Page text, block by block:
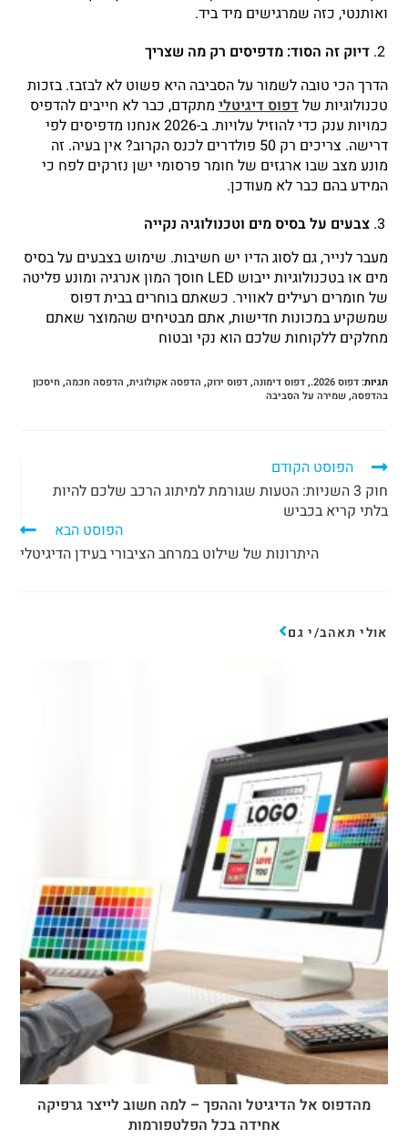
ואותנטי, כזה שמרגישים מיד ביד.
דיוק זה הסוד: מדפיסים רק מה שצריך
הדרך הכי טובה לשמור על הסביבה היא פשוט לא לבזבז. בזכות
טכנולוגיות שלדפוס דיגיטלימתקדם, כבר לא חייבים להדפיס
כמויות ענק כדי להוזיל עלויות. ב-2026 אנחנו מדפיסים לפי
דרישה. צריכים רק 50 פולדרים לכנס הקרוב? אין בעיה. זה
מונע מצב שבו ארגזים של חומר פרסומי ישן נזרקים לפח כי
המידע בהם כבר לא מעודכן.
צבעים על בסיס מים וטכנולוגיה נקייה
מעבר לנייר, גם לסוג הדיו יש חשיבות. שימוש בצבעים על בסיס
מים או בטכנולוגיות ייבוש LED חוסך המון אנרגיה ומונע פליטה
של חומרים רעילים לאוויר. כשאתם בוחרים בבית דפוס
שמשקיע במכונות חדישות, אתם מבטיחים שהמוצר שאתם
מחלקים ללקוחות שלכם הוא נקי ובטוח
תגיות:דפוס 2026. , דפוס דימונה, דפוס ירוק, הדפסה אקולוגית, הדפסה חכמה, חיסכון
בהדפסה, שמירה על הסביבה
הפוסט הקודם
חוק 3 השניות: הטעות שגורמת למיתוג הרכב שלכם להיות
בלתי קריא בכביש
הפוסט הבא
היתרונות של שילוט במרחב הציבורי בעידן הדיגיטלי
אולי תאהב/י גם
מהדפוס אל הדיגיטל וההפך – למה חשוב לייצר גרפיקה
אחידה בכל הפלטפורמות